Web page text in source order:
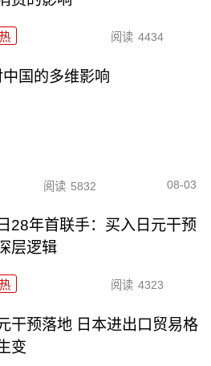
阅读 4434
国的多维影响
阅读 5832 08-03
28年首联手：买入日元干预
层逻辑
阅读 4323
干预落地 日本进出口贸易格
变